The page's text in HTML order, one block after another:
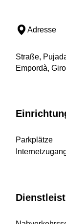
Adresse
Straße,
Empordà,
Parkplätze